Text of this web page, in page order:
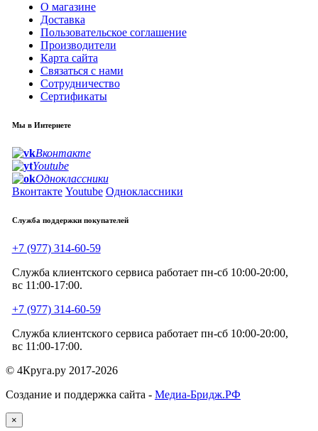
О магазине
Доставка
Пользовательское соглашение
Производители
Карта сайта
Связаться с нами
Сотрудничество
Сертификаты
Мы в Интернете
Вконтакте
Youtube
Одноклассники
Вконтакте Youtube Одноклассники
Служба поддержки покупателей
+7 (977) 314-60-59
Служба клиентского сервиса работает пн-сб 10:00-20:00,
вс 11:00-17:00.
+7 (977) 314-60-59
Служба клиентского сервиса работает пн-сб 10:00-20:00,
вс 11:00-17:00.
© 4Круга.ру 2017-2026
Создание и поддержка сайта - Медиа-Бридж.РФ
×